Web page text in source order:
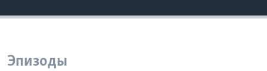
Эпизоды